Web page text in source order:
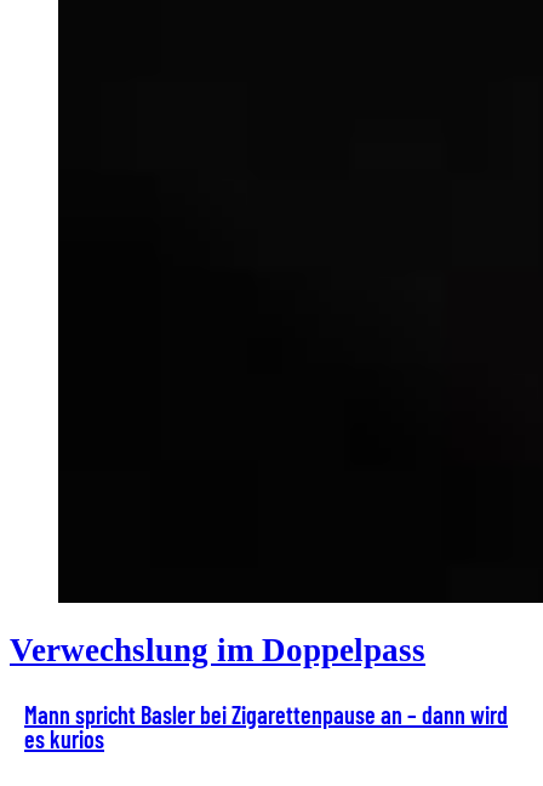
Verwechslung im Doppelpass
Mann spricht Basler bei Zigarettenpause an – dann wird
es kurios